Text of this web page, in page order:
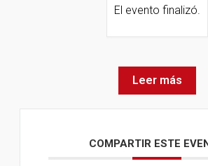
El evento finalizó.
Leer más
COMPARTIR ESTE